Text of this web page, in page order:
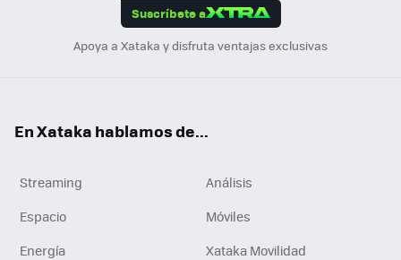
Suscríbete a
Apoya a Xataka y disfruta ventajas exclusivas
En Xataka hablamos de...
Streaming
Análisis
Espacio
Móviles
Energía
Xataka Movilidad